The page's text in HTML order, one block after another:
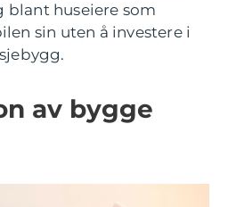
huseiere som
sin uten å investere i
av bygge